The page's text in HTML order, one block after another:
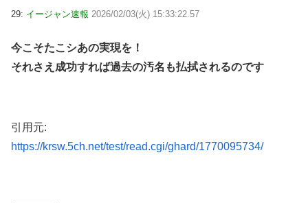
29: イージャン速報 2026/02/03(火) 15:33:22.57
今こそたこシあの実現を！
それさえ成功すれば過去の汚名も払拭されるのです
引用元:
https://krsw.5ch.net/test/read.cgi/ghard/1770095734/